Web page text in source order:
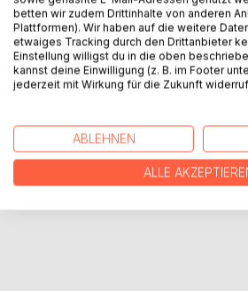
Das "Lesebuch Band II" beinhaltet
Geschichten aus dem Jahr 2020.
AUTOR/IN
PRESSESTIMMEN
REZENSIONEN
betten wir zudem Drittinhalte von anderen
Plattformen). Wir haben auf die weitere
etwaiges Tracking durch den Drittanbieter
Einstellung willigst du in die oben
kannst deine Einwilligung (z. B. im Footer
jederzeit mit Wirkung für die Zukunft
ABLEHNEN
ALLE